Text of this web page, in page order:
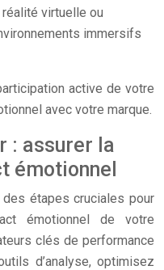
virtuelle ou
immersifs
active de votre
avec votre marque.
: assurer la
émotionnel
étapes cruciales pour
émotionnel de votre
clés de performance
d’analyse, optimisez